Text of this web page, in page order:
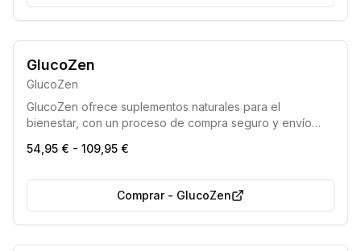
7 de cada 10 eligen esto
GlucoZen
GlucoZen
GlucoZen ofrece suplementos naturales para el
bienestar, con un proceso de compra seguro y envío
54,95 € - 109,95 €
Comprar- GlucoZen